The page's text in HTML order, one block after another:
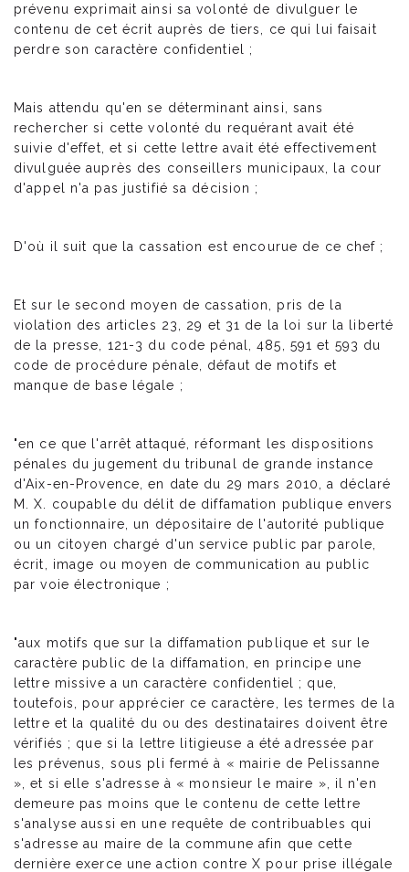
prévenu exprimait ainsi sa volonté de divulguer le
contenu de cet écrit auprès de tiers, ce qui lui faisait
perdre son caractère confidentiel ;
Mais attendu qu'en se déterminant ainsi, sans
rechercher si cette volonté du requérant avait été
suivie d'effet, et si cette lettre avait été effectivement
divulguée auprès des conseillers municipaux, la cour
d'appel n'a pas justifié sa décision ;
D'où il suit que la cassation est encourue de ce chef ;
Et sur le second moyen de cassation, pris de la
violation des articles 23, 29 et 31 de la loi sur la liberté
de la presse, 121-3 du code pénal, 485, 591 et 593 du
code de procédure pénale, défaut de motifs et
manque de base légale ;
"en ce que l'arrêt attaqué, réformant les dispositions
pénales du jugement du tribunal de grande instance
d'Aix-en-Provence, en date du 29 mars 2010, a déclaré
M. X. coupable du délit de diffamation publique envers
un fonctionnaire, un dépositaire de l'autorité publique
ou un citoyen chargé d'un service public par parole,
écrit, image ou moyen de communication au public
par voie électronique ;
"aux motifs que sur la diffamation publique et sur le
caractère public de la diffamation, en principe une
lettre missive a un caractère confidentiel ; que,
toutefois, pour apprécier ce caractère, les termes de la
lettre et la qualité du ou des destinataires doivent être
vérifiés ; que si la lettre litigieuse a été adressée par
les prévenus, sous pli fermé à « mairie de Pelissanne
», et si elle s'adresse à « monsieur le maire », il n'en
demeure pas moins que le contenu de cette lettre
s'analyse aussi en une requête de contribuables qui
s'adresse au maire de la commune afin que cette
dernière exerce une action contre X pour prise illégale